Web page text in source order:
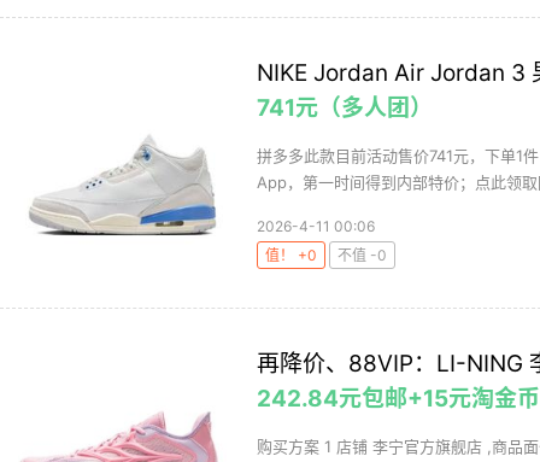
NIKE Jordan Air Jordan 3
741元（多人团）
拼多多此款目前活动售价741元，下单1
App，第一时间得到内部特价；点此领
2026-4-11 00:06
值！ +0
不值 -0
再降价、88VIP：LI-NING
242.84元包邮+15元淘金
购买方案 1 店铺 李宁官方旗舰店 ,商品